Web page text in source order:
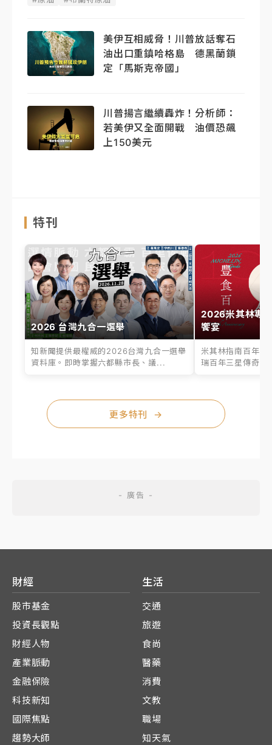
美伊互相威脅！川普放話奪石
油出口重鎮哈格島 德黑蘭鎖
定「馬斯克帝國」
川普揚言繼續轟炸！分析師：
若美伊又全面開戰 油價恐飆
上150美元
特刊
2026 台灣九合一選舉
知新聞提供最權威的2026台灣九合一選舉
資料庫。即時掌握六都縣市長、議...
2026米其林專
饗宴
米其林指南百年之
瑞百年三星傳奇、
更多特刊 →
財經
股市基金
投資長觀點
財經人物
產業脈動
金融保險
科技新知
國際焦點
趨勢大師
生活
交通
旅遊
食尚
醫藥
消費
文教
職場
知天氣